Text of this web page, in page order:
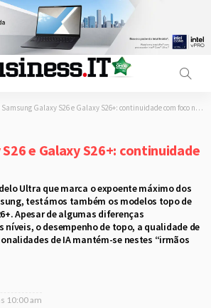
Samsung Galaxy S26 e Galaxy S26+: continuidade com foco na IA
e Galaxy S26+: continuidade
Ultra que marca o expoente máximo dos
testámos também os modelos topo de
Apesar de algumas diferenças
o desempenho de topo, a qualidade de
de IA mantém-se nestes “irmãos
10:00 am